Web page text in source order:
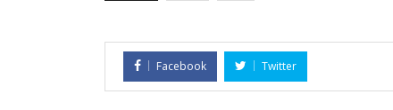
Facebook Twitter